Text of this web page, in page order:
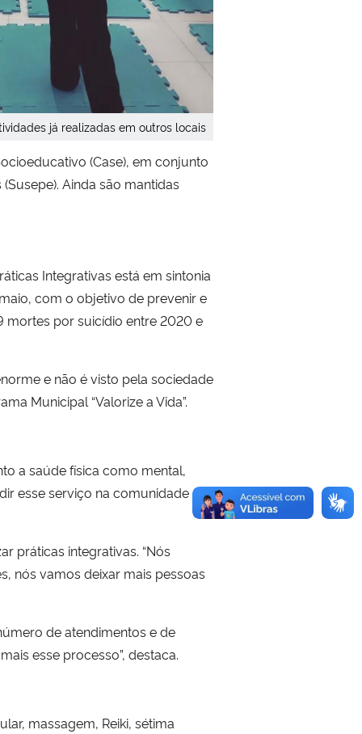
já realizadas em outros locais
(Case), em conjunto
Ainda são mantidas
Integrativas está em sintonia
com o objetivo de prevenir e
mortes por suicídio entre 2020 e
e não é visto pela sociedade
Municipal “Valorize a Vida”.
a saúde física como mental,
esse serviço na comunidade de
práticas integrativas. “Nós
nós vamos deixar mais pessoas
de atendimentos e de
esse processo”, destaca.
massagem, Reiki, sétima